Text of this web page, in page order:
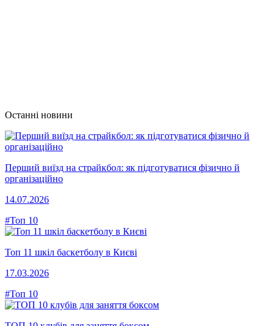
Останні новини
Перший виїзд на страйкбол: як підготуватися фізично й
організаційно
14.07.2026
#Топ 10
Топ 11 шкіл баскетболу в Києві
17.03.2026
#Топ 10